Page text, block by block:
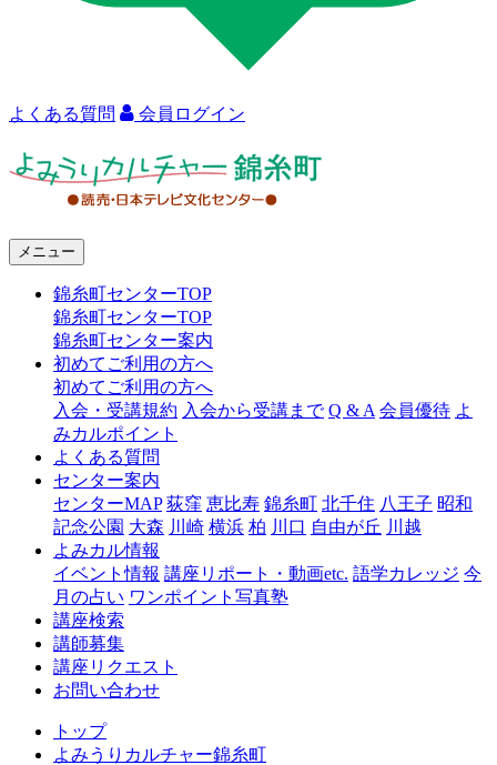
よくある質問 会員ログイン
ャ
糸
メニュー
錦糸町センターTOP
錦糸町センターTOP
錦糸町センター案内
初めてご利用の方へ
初めてご利用の方へ
入会・受講規約 入会から受講まで Q & A 会員優待 よ
みカルポイント
よくある質問
センター案内
センターMAP 荻窪 恵比寿 錦糸町 北千住 八王子 昭和
記念公園 大森 川崎 横浜 柏 川口 自由が丘 川越
よみカル情報
イベント情報 講座リポート・動画etc. 語学カレッジ 今
月の占い ワンポイント写真塾
講座検索
講師募集
講座リクエスト
お問い合わせ
トップ
よみうりカルチャー錦糸町